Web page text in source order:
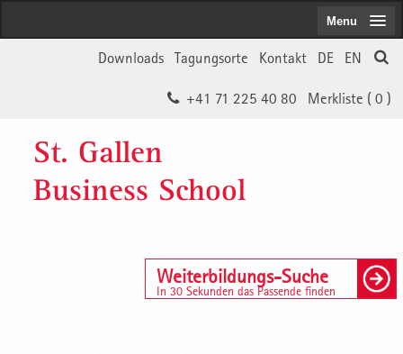
EN
DE
Kontakt
Tagungsorte
Downloads
Merkliste ( 0 )
+41 71 225 40 80
St. Gallen
Business School
Weiterbildungs-Suche
In 30 Sekunden das Passende finden
Menu